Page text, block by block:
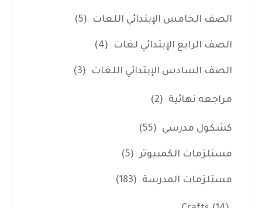
الصف الخامس الإبتدائي اللغات (5)
الصف الرابع الإبتدائي لغات (4)
الصف السادس الإبتدائي اللغات (3)
مراجعه نهائية (2)
كشكول مدرسي (55)
مستلزمات الكمبيوتر (5)
مستلزمات المدرسة (183)